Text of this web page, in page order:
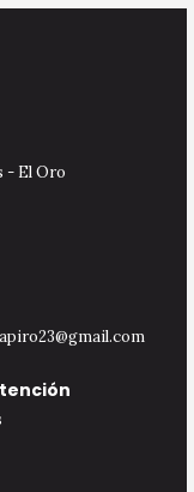
- El Oro